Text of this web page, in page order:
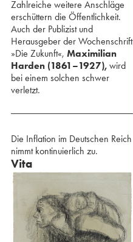
⁢Zahlreiche weitere Anschläge
erschüttern die Öffentlichkeit.
Auch der Publizist und
Herausgeber der Wochenschrift
»Die Zukunft«, Maximilian
Harden (1861–1927),wird
bei einem solchen schwer
verletzt.
Die Inflation im Deutschen Reich
nimmt kontinuierlich zu.
Vita